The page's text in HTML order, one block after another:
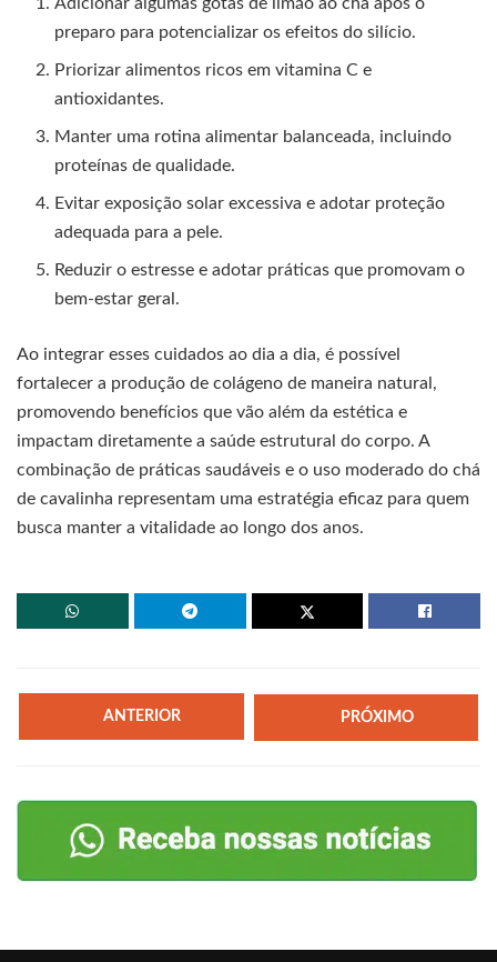
Adicionar algumas gotas de limão ao chá após o
preparo para potencializar os efeitos do silício.
Priorizar alimentos ricos em vitamina C e
antioxidantes.
Manter uma rotina alimentar balanceada, incluindo
proteínas de qualidade.
Evitar exposição solar excessiva e adotar proteção
adequada para a pele.
Reduzir o estresse e adotar práticas que promovam o
bem-estar geral.
Ao integrar esses cuidados ao dia a dia, é possível
fortalecer a produção de colágeno de maneira natural,
promovendo benefícios que vão além da estética e
impactam diretamente a saúde estrutural do corpo. A
combinação de práticas saudáveis e o uso moderado do chá
de cavalinha representam uma estratégia eficaz para quem
busca manter a vitalidade ao longo dos anos.
ANTERIOR PRÓXIMO